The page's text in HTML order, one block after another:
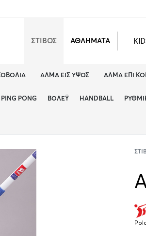
ΣΤΙΒΟΣ ΑΘΛΗΜΑΤΑ
ΆΛΜΑ ΕΙΣ ΎΨΟΣ ΆΛΜΑ ΕΠΊ
PING PONG ΒΌΛΕΫ HANDBALL